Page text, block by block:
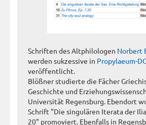
Schriften des Altphilologen Norbert
werden sukzessive in Propylaeum-
veröffentlicht.
Blößner studierte die Fächer
Geschichte und
Universität Regensburg. Ebendort
Schrift "Die singulären Iterata der
20" promoviert. Ebenfalls in